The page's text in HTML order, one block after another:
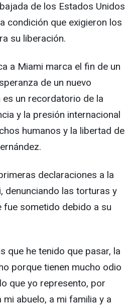
de los Estados Unidos
condición que exigieron los
su liberación.
a Miami marca el fin de un
de un nuevo
un recordatorio de la
y la presión internacional
humanos y la libertad de
declaraciones a la
denunciando las torturas y
fue sometido debido a su
que he tenido que pasar, la
porque tienen mucho odio
que yo represento, por
abuelo, a mi familia y a